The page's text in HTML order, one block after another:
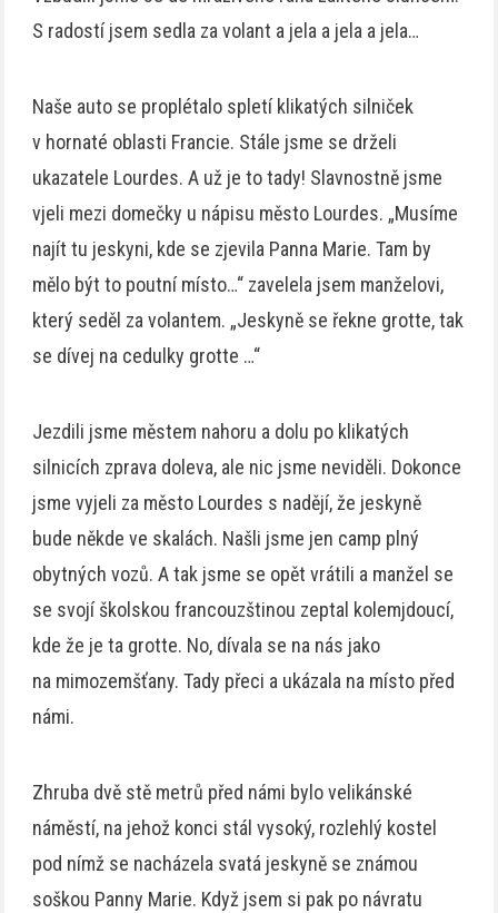
S radostí jsem sedla za volant a jela a jela a jela…
Naše auto se proplétalo spletí klikatých silniček
v hornaté oblasti Francie. Stále jsme se drželi
ukazatele Lourdes. A už je to tady! Slavnostně jsme
vjeli mezi domečky u nápisu město Lourdes. „Musíme
najít tu jeskyni, kde se zjevila Panna Marie. Tam by
mělo být to poutní místo…“ zavelela jsem manželovi,
který seděl za volantem. „Jeskyně se řekne grotte, tak
se dívej na cedulky grotte …“
Jezdili jsme městem nahoru a dolu po klikatých
silnicích zprava doleva, ale nic jsme neviděli. Dokonce
jsme vyjeli za město Lourdes s nadějí, že jeskyně
bude někde ve skalách. Našli jsme jen camp plný
obytných vozů. A tak jsme se opět vrátili a manžel se
se svojí školskou francouzštinou zeptal kolemjdoucí,
kde že je ta grotte. No, dívala se na nás jako
na mimozemšťany. Tady přeci a ukázala na místo před
námi.
Zhruba dvě stě metrů před námi bylo velikánské
náměstí, na jehož konci stál vysoký, rozlehlý kostel
pod nímž se nacházela svatá jeskyně se známou
soškou Panny Marie. Když jsem si pak po návratu